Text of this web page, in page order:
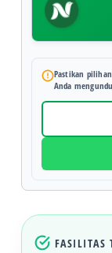
Pastikan
Anda
FASILITAS